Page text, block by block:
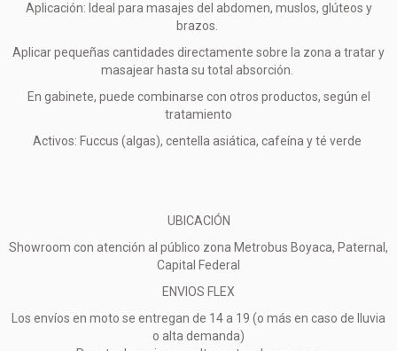
Aplicación: Ideal para masajes del abdomen, muslos, glúteos y
brazos.
Aplicar pequeñas cantidades directamente sobre la zona a tratar y
masajear hasta su total absorción.
En gabinete, puede combinarse con otros productos, según el
tratamiento
Activos: Fuccus (algas), centella asiática, cafeína y té verde
UBICACIÓN
Showroom con atención al público zona Metrobus Boyaca, Paternal,
Capital Federal
ENVIOS FLEX
Los envíos en moto se entregan de 14 a 19 (o más en caso de lluvia
o alta demanda)